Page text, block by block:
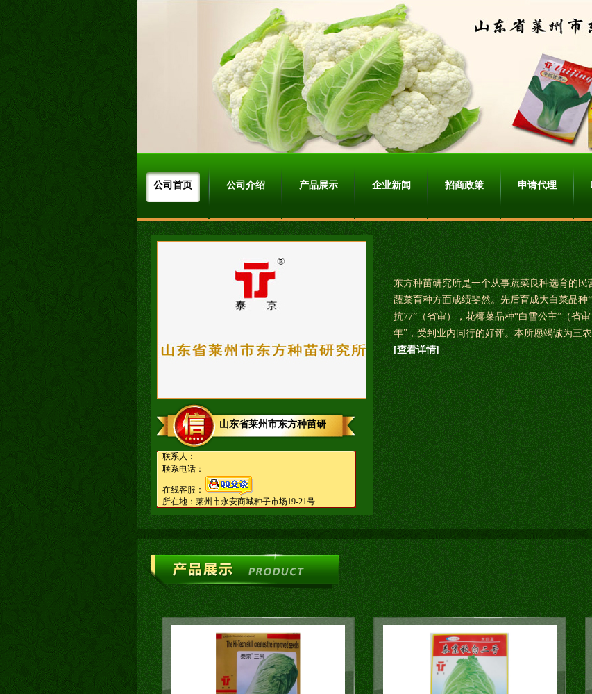
山东省莱州市东方种苗研究所
百万农资招商网网址：http://www.8228.tv/co/467/
公司首页 公司介绍 产品展示 企业新闻 招商政策 申请代理
山东省莱州市东方种苗研
联系人：
联系电话：
在线客服：
所在地：莱州市永安商城种子市场19-21号...
东方种苗研究所是一个从事蔬菜良种选育的
蔬菜育种方面成绩斐然。先后育成大白菜品种
抗77”（省审），花椰菜品种“白雪公主”（省
年”，受到业内同行的好评。本所愿竭诚为三
[查看详情]